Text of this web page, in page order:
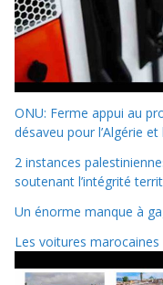
ONU: Ferme appui au
désaveu pour l’Algérie
2 instances
soutenant l’intégrité
Un énorme manque à
Les voitures